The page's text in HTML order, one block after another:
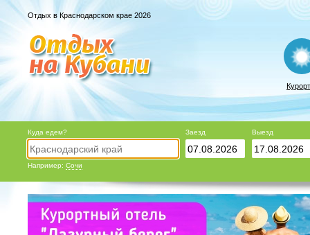
Отдых в Краснодарском крае 2026
Куда едем?
Например: Сочи
Заезд Выезд